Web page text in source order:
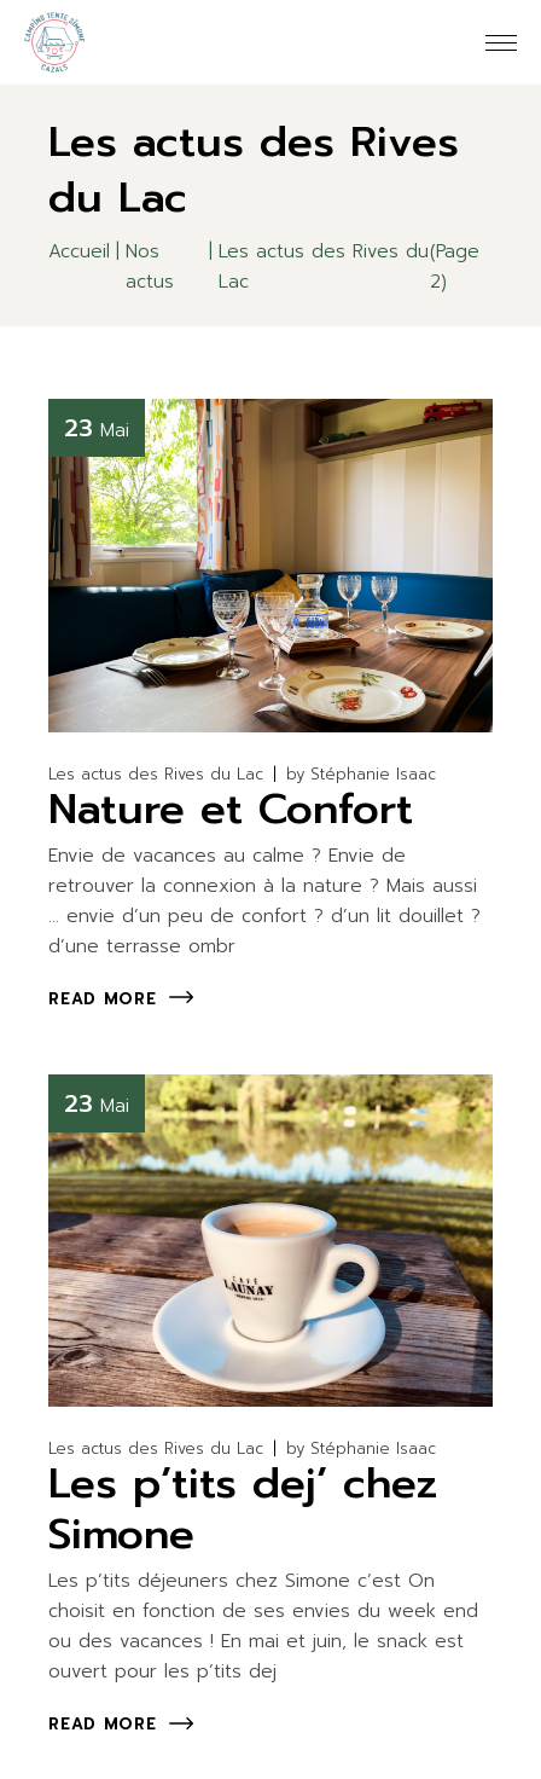
the
content
Les actus des Rives
du Lac
Accueil
Nos
actus
Les actus des Rives du
Lac
(Page
2)
23 Mai
Les actus des Rives du Lac by Stéphanie Isaac
Nature et Confort
Envie de vacances au calme ? Envie de
retrouver la connexion à la nature ? Mais aussi
… envie d’un peu de confort ? d’un lit douillet ?
d’une terrasse ombr
READ MORE
23 Mai
Les actus des Rives du Lac by Stéphanie Isaac
Les p’tits dej’ chez
Simone
Les p’tits déjeuners chez Simone c’est On
choisit en fonction de ses envies du week end
ou des vacances ! En mai et juin, le snack est
ouvert pour les p’tits dej
READ MORE